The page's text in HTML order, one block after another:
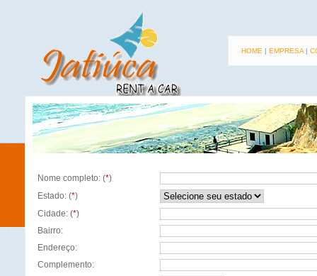
HOME | EMPRESA |
Nome completo: (*)
Estado: (*)
Cidade: (*)
Bairro:
Endereço:
Complemento: